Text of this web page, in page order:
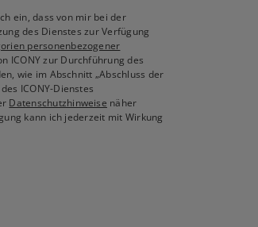
ein, dass von mir bei der
des Dienstes zur Verfügung
personenbezogener
ICONY zur Durchführung des
wie im Abschnitt „Abschluss der
ICONY-Dienstes
Datenschutzhinweise näher
kann ich jederzeit mit Wirkung